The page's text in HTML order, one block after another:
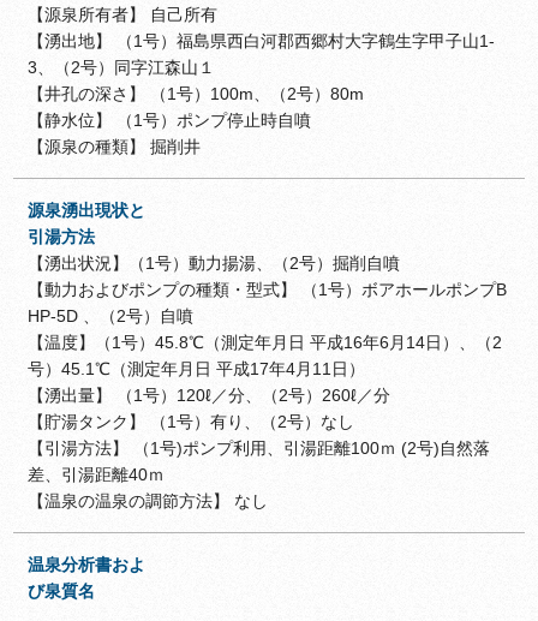
【源泉所有者】 自己所有
【湧出地】 （1号）福島県西白河郡西郷村大字鶴生字甲子山1-
3、（2号）同字江森山１
【井孔の深さ】 （1号）100m、（2号）80m
【静水位】 （1号）ポンプ停止時自噴
【源泉の種類】 掘削井
源泉湧出現状と
引湯方法
【湧出状況】（1号）動力揚湯、（2号）掘削自噴
【動力およびポンプの種類・型式】 （1号）ボアホールポンプB
HP-5D 、（2号）自噴
【温度】（1号）45.8℃（測定年月日 平成16年6月14日）、（2
号）45.1℃（測定年月日 平成17年4月11日）
【湧出量】 （1号）120ℓ／分、（2号）260ℓ／分
【貯湯タンク】 （1号）有り、（2号）なし
【引湯方法】 （1号)ポンプ利用、引湯距離100ｍ (2号)自然落
差、引湯距離40ｍ
【温泉の温泉の調節方法】 なし
温泉分析書およ
び泉質名